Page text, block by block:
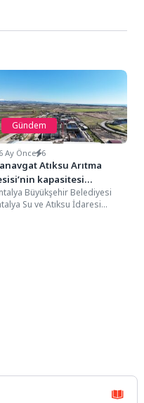
Gündem
6 Ay Önce 6
Atıksu Arıtma
kapasitesi
Büyükşehir Belediyesi
Su ve Atıksu İdaresi